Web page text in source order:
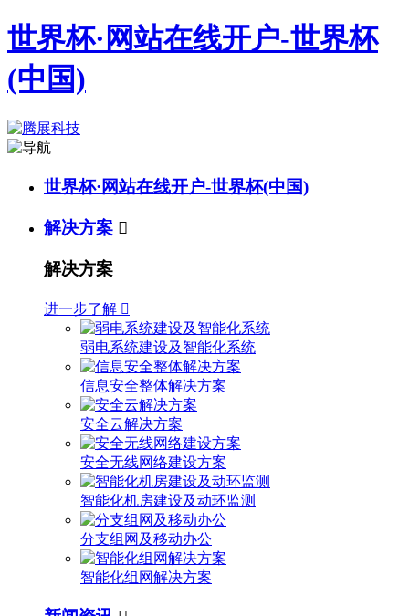
世界杯·网站在线开户-世界杯
(中国)
世界杯·网站在线开户-世界杯(中国)
解决方案 
解决方案
进一步了解 
弱电系统建设及智能化系统
信息安全整体解决方案
安全云解决方案
安全无线网络建设方案
智能化机房建设及动环监测
分支组网及移动办公
智能化组网解决方案